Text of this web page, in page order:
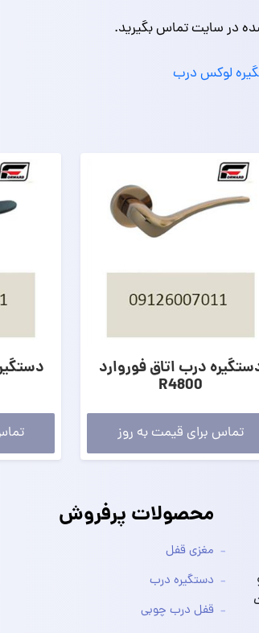
در سایت تماس بگیرید.
لوکس درب
درب اتاق فوروارد
R4800
تماس برای قیمت به روز
محصولات پرفروش
مغزی قفل
دستگیره درب
قفل درب چوبی